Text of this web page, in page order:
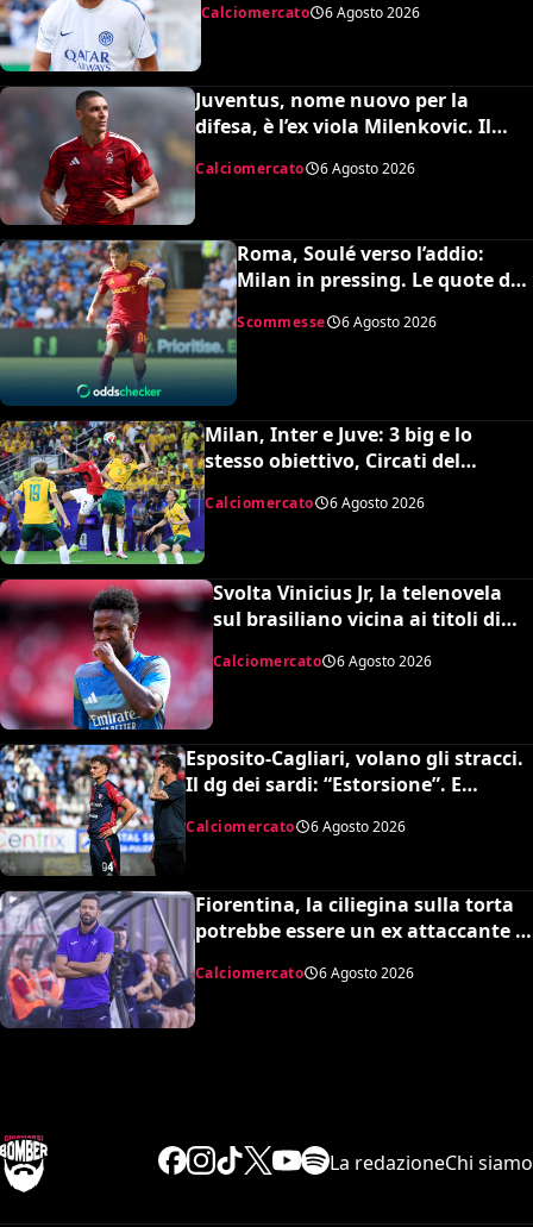
Calciomercato 6 Agosto 2026
Juventus, nome nuovo per la
difesa, è l’ex viola Milenkovic. Il
milioni
Calciomercato 6 Agosto 2026
Roma, Soulé verso l’addio:
Milan in pressing. Le quote dei
Scommesse 6 Agosto 2026
Milan, Inter e Juve: 3 big e lo
stesso obiettivo, Circati del
Calciomercato 6 Agosto 2026
Svolta Vinicius Jr, la telenovela
sul brasiliano vicina ai titoli di
Calciomercato 6 Agosto 2026
Esposito-Cagliari, volano gli stracci.
Il dg dei sardi: “Estorsione”. E
durissima
Calciomercato 6 Agosto 2026
Fiorentina, la ciliegina sulla torta
potrebbe essere un ex attaccante di
Calciomercato 6 Agosto 2026
La redazioneChi siamo